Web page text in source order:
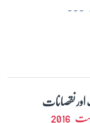
...
اور نقصانات
2016